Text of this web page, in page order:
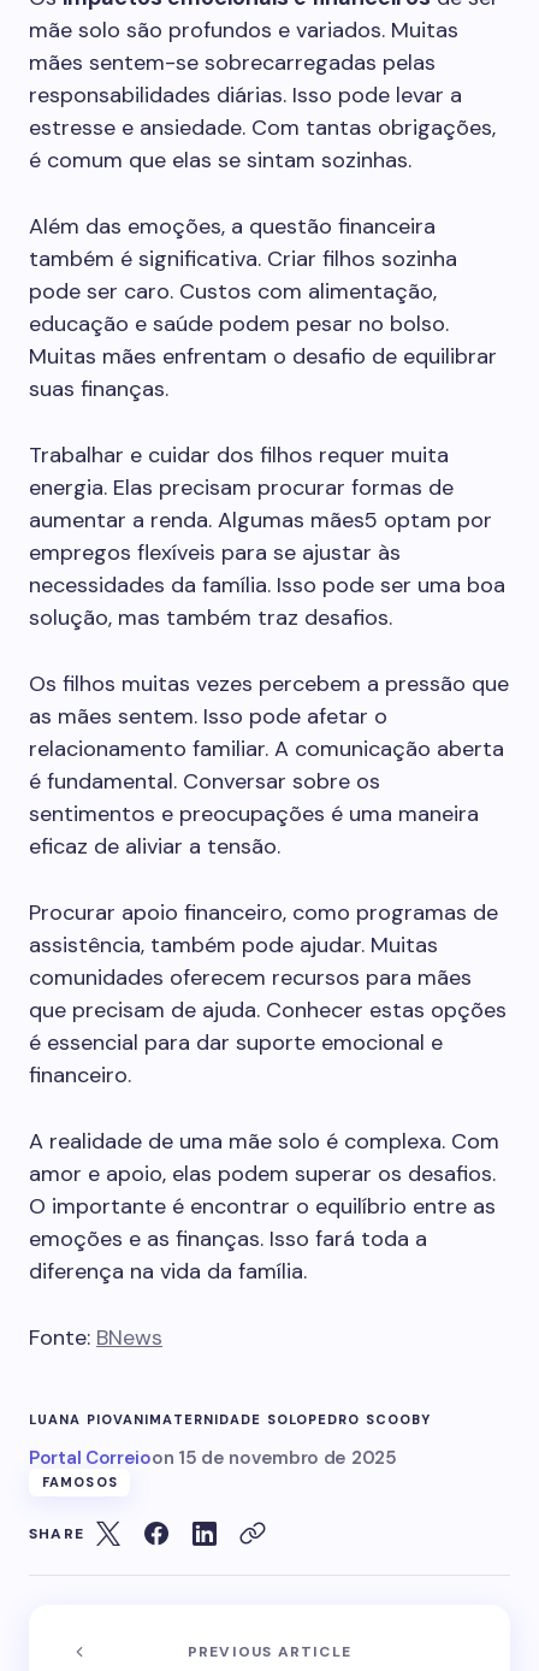
mãe solo são profundos e variados. Muitas
mães sentem-se sobrecarregadas pelas
responsabilidades diárias. Isso pode levar a
estresse e ansiedade. Com tantas obrigações,
é comum que elas se sintam sozinhas.
Além das emoções, a questão financeira
também é significativa. Criar filhos sozinha
pode ser caro. Custos com alimentação,
educação e saúde podem pesar no bolso.
Muitas mães enfrentam o desafio de equilibrar
suas finanças.
Trabalhar e cuidar dos filhos requer muita
energia. Elas precisam procurar formas de
aumentar a renda. Algumas mães5 optam por
empregos flexíveis para se ajustar às
necessidades da família. Isso pode ser uma boa
solução, mas também traz desafios.
Os filhos muitas vezes percebem a pressão que
as mães sentem. Isso pode afetar o
relacionamento familiar. A comunicação aberta
é fundamental. Conversar sobre os
sentimentos e preocupações é uma maneira
eficaz de aliviar a tensão.
Procurar apoio financeiro, como programas de
assistência, também pode ajudar. Muitas
comunidades oferecem recursos para mães
que precisam de ajuda. Conhecer estas opções
é essencial para dar suporte emocional e
financeiro.
A realidade de uma mãe solo é complexa. Com
amor e apoio, elas podem superar os desafios.
O importante é encontrar o equilíbrio entre as
emoções e as finanças. Isso fará toda a
diferença na vida da família.
Fonte: BNews
LUANA PIOVANIMATERNIDADE SOLOPEDRO SCOOBY
Portal Correioon 15 de novembro de 2025
FAMOSOS
SHARE
PREVIOUS ARTICLE